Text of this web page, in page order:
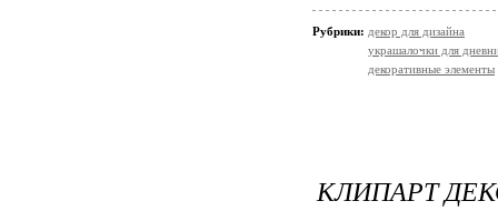
Рубрики: декор для дизайна
украшалочки для
декоративные элементы
КЛИПАРТ